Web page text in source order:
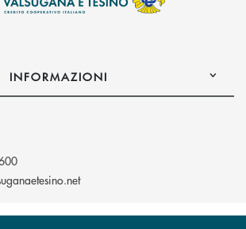
INFORMAZIONI
(si apre l’app di posta